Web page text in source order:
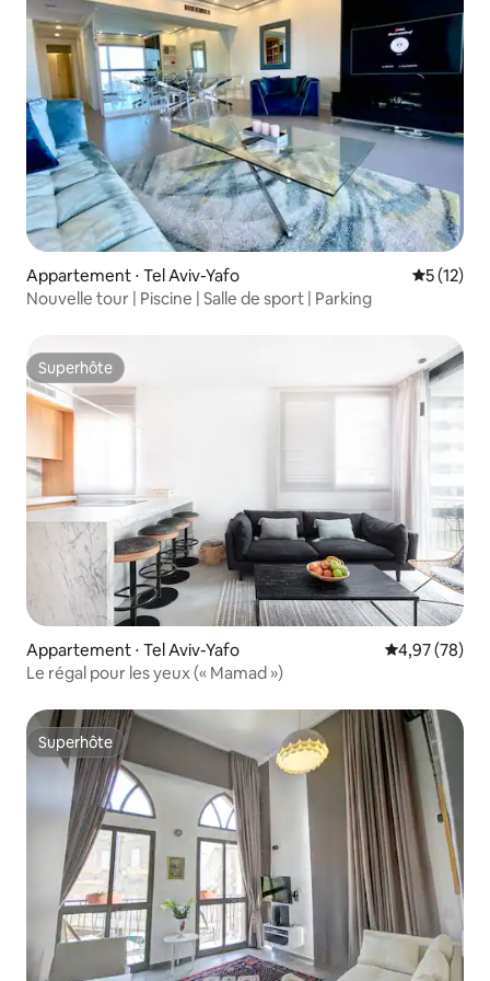
Appartement ⋅ Tel Aviv-Yafo
5 (12)
Nouvelle tour | Piscine | Salle de sport | Parking
Superhôte
Superhôte
Appartement ⋅ Tel Aviv-Yafo Évaluation
4,97 (78)
Le régal pour les yeux (« Mamad »)
Superhôte
Superhôte